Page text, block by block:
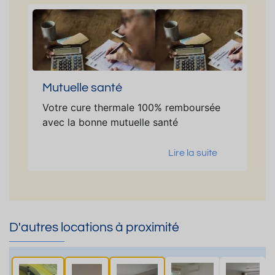
Mutuelle santé
Votre cure thermale 100% remboursée
avec la bonne mutuelle santé
Lire la suite
D'autres locations à proximité